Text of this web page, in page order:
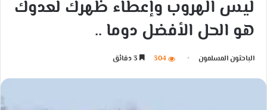
ليس الهروب وإعطاء ظهرك لعدوك
هو الحل الأفضل دوما ..
الباحثون المسلمون 304